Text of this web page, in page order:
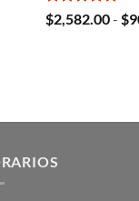
Valorado
con
$2,582.00- $